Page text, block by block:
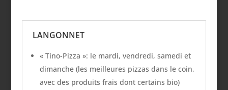
LANGONNET
« Tino-Pizza »: le mardi, vendredi, samedi et
dimanche (les meilleures pizzas dans le coin,
avec des produits frais dont certains bio)